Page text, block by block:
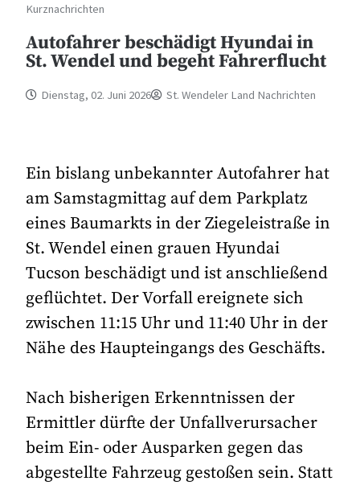
Kurznachrichten
Autofahrer beschädigt Hyundai in
St. Wendel und begeht Fahrerflucht
Dienstag, 02. Juni 2026 St. Wendeler Land Nachrichten
Ein bislang unbekannter Autofahrer hat
am Samstagmittag auf dem Parkplatz
eines Baumarkts in der Ziegeleistraße in
St. Wendel einen grauen Hyundai
Tucson beschädigt und ist anschließend
geflüchtet. Der Vorfall ereignete sich
zwischen 11:15 Uhr und 11:40 Uhr in der
Nähe des Haupteingangs des Geschäfts.
Nach bisherigen Erkenntnissen der
Ermittler dürfte der Unfallverursacher
beim Ein- oder Ausparken gegen das
abgestellte Fahrzeug gestoßen sein. Statt